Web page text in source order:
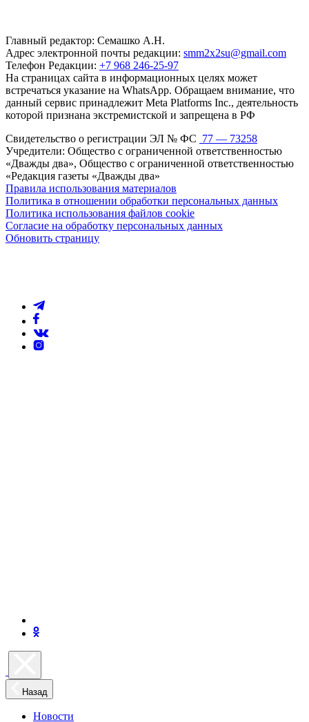
Главный редактор: Семашко А.Н.
Адрес электронной почты редакции: smm2x2su@gmail.com
Телефон Редакции: +7 968 246-25-97
На страницах сайта в информационных целях может
встречаться указание на WhatsApp. Обращаем внимание, что
данный сервис принадлежит Meta Platforms Inc., деятельность
которой признана экстремистской и запрещена в РФ
Свидетельство о регистрации ЭЛ № ФС 77 — 73258
Учредители: Общество с ограниченной ответственностью
«Дважды два», Общество с ограниченной ответственностью
«Редакция газеты «Дважды два»
Правила использования материалов
Политика в отношении обработки персональных данных
Политика использования файлов cookie
Согласие на обработку персональных данных
Обновить страницу
Назад
Новости